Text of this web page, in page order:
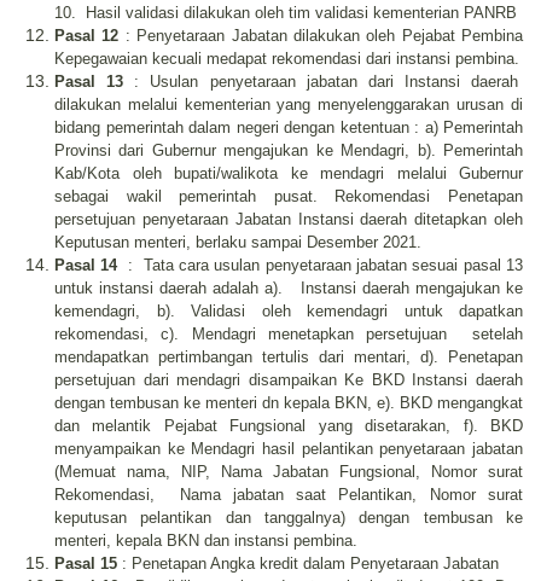
10.
Hasil validasi dilakukan oleh tim validasi kementerian PANRB
Pasal 12 : Penyetaraan Jabatan dilakukan oleh Pejabat Pembina
Kepegawaian kecuali medapat rekomendasi dari instansi pembina.
Pasal 13 : Usulan penyetaraan jabatan dari Instansi daerah
dilakukan melalui kementerian yang menyelenggarakan urusan di
bidang pemerintah dalam negeri dengan ketentuan : a) Pemerintah
Provinsi dari Gubernur mengajukan ke Mendagri, b). Pemerintah
Kab/Kota oleh bupati/walikota ke mendagri melalui Gubernur
sebagai wakil pemerintah pusat. Rekomendasi Penetapan
persetujuan penyetaraan Jabatan Instansi daerah ditetapkan oleh
Keputusan menteri, berlaku sampai Desember 2021.
Pasal 14
: Tata cara usulan penyetaraan jabatan sesuai pasal 13
untuk instansi daerah adalah a). Instansi daerah mengajukan ke
kemendagri, b). Validasi oleh kemendagri untuk dapatkan
rekomendasi, c). Mendagri menetapkan persetujuan setelah
mendapatkan pertimbangan tertulis dari mentari, d). Penetapan
persetujuan dari mendagri disampaikan Ke BKD Instansi daerah
dengan tembusan ke menteri dn kepala BKN, e). BKD mengangkat
dan melantik Pejabat Fungsional yang disetarakan, f). BKD
menyampaikan ke Mendagri hasil pelantikan penyetaraan jabatan
(Memuat nama, NIP, Nama Jabatan Fungsional, Nomor surat
Rekomendasi, Nama jabatan saat Pelantikan, Nomor surat
keputusan pelantikan dan tanggalnya) dengan tembusan ke
menteri, kepala BKN dan instansi pembina.
Pasal 15 : Penetapan Angka kredit dalam Penyetaraan Jabatan